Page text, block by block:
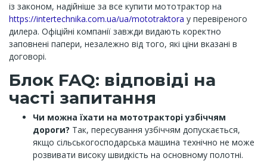
із законом, надійніше за все купити мототрактор на
https://intertechnika.com.ua/ua/mototraktora у перевіреного
дилера. Офіційні компанії завжди видають коректно
заповнені папери, незалежно від того, які ціни вказані в
договорі.
Блок FAQ: відповіді на
часті запитання
Чи можна їхати на мототракторі узбіччям
дороги? Так, пересування узбіччям допускається,
якщо сільськогосподарська машина технічно не може
розвивати високу швидкість на основному полотні.